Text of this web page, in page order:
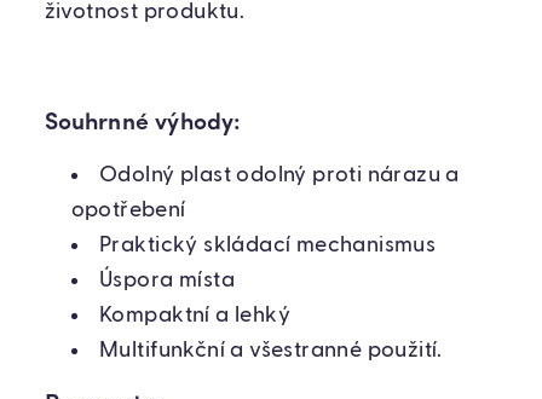
životnost produktu.
Souhrnné výhody:
Odolný plast odolný proti nárazu a
opotřebení
Praktický skládací mechanismus
Úspora místa
Kompaktní a lehký
Multifunkční a všestranné použití.